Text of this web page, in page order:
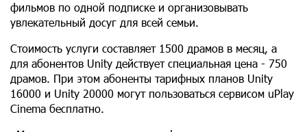
фильмов по одной подписке и организовывать
увлекательный досуг для всей семьи.
Стоимость услуги составляет 1500 драмов в месяц, а
для абонентов Unity действует специальная цена - 750
драмов. При этом абоненты тарифных планов Unity
16000 и Unity 20000 могут пользоваться сервисом uPlay
Cinema бесплатно.